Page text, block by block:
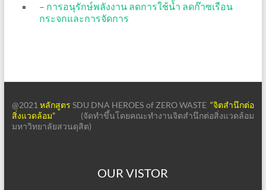
– การอนุรักษ์พลังงาน ลดการใช้น้ำ ลดก๊าซเรือน
กระจกและการจัดการ
@2021หลักสูตรSDU DNA HEROES of ZERO WASTE“จิตสำนึกต่อ
สิ่งแวดล้อม” (จัดทำขึ้นโดยคณะทำงานจิตสำนึกต่อสิ่งแวดล้อม
มหาวิทยาลัยสวนดุสิต)
OUR VISTOR